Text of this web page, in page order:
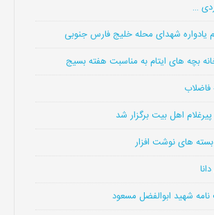
…
یادواره شهدای محله خلیج فارس جنوبی
بچه های ایتام به مناسبت هفته بسیج
فاضلاب
اهل بیت برگزار شد
های نوشت افزار
شهید ابوالفضل مسعود